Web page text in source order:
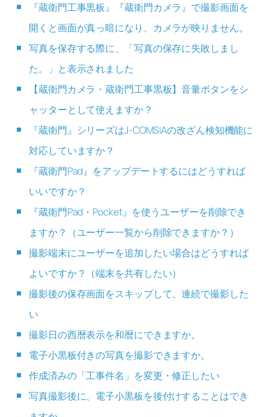
『蔵衛門工事黒板』『蔵衛門カメラ』で撮影画面を
開くと画面が真っ暗になり、カメラが映りません。
写真を保存する際に、「写真の保存に失敗しまし
た。」と表示されました
【蔵衛門カメラ・蔵衛門工事黒板】音量ボタンをシ
ャッターとして使えますか？
『蔵衛門』シリーズはJ-COMSIAの改ざん検知機能に
対応していますか？
『蔵衛門Pad』をアップデートするにはどうすれば
いいですか？
『蔵衛門Pad・Pocket』を使うユーザーを削除でき
ますか？（ユーザー一覧から削除できますか？）
撮影端末にユーザーを追加したい場合はどうすれば
よいですか？（端末を共有したい）
撮影後の保存画面をスキップして、連続で撮影した
い
撮影日の西暦表示を和暦にできますか。
電子小黒板付きの写真を撮影できますか。
作成済みの「工事件名」を変更・修正したい
写真撮影後に、電子小黒板を後付けすることはでき